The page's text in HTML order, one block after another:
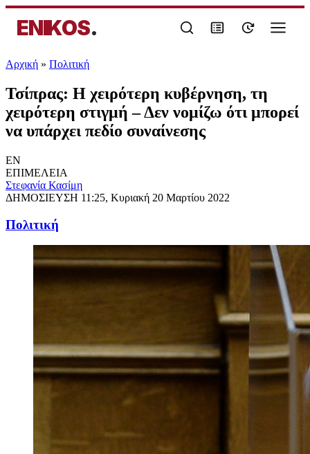
ENIKOS.
Αρχική » Πολιτική
Τσίπρας: Η χειρότερη κυβέρνηση, τη
χειρότερη στιγμή – Δεν νομίζω ότι μπορεί
να υπάρχει πεδίο συναίνεσης
EN
ΕΠΙΜΕΛΕΙΑ
Στεφανία Κασίμη
ΔΗΜΟΣΙΕΥΣΗ 11:25, Κυριακή 20 Μαρτίου 2022
Πολιτική